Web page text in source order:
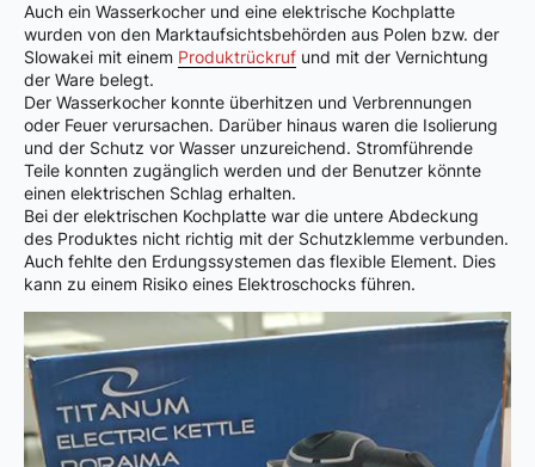
Auch ein Wasserkocher und eine elektrische Kochplatte
wurden von den Marktaufsichtsbehörden aus Polen bzw. der
Slowakei mit einem Produktrückruf und mit der Vernichtung
der Ware belegt.
Der Wasserkocher konnte überhitzen und Verbrennungen
oder Feuer verursachen. Darüber hinaus waren die Isolierung
und der Schutz vor Wasser unzureichend. Stromführende
Teile konnten zugänglich werden und der Benutzer könnte
einen elektrischen Schlag erhalten.
Bei der elektrischen Kochplatte war die untere Abdeckung
des Produktes nicht richtig mit der Schutzklemme verbunden.
Auch fehlte den Erdungssystemen das flexible Element. Dies
kann zu einem Risiko eines Elektroschocks führen.